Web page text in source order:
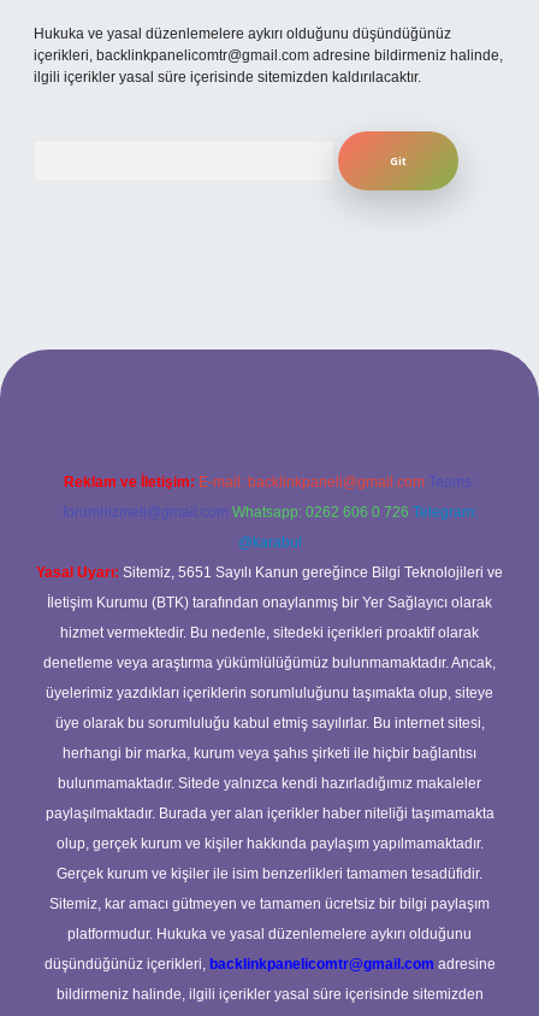
Hukuka ve yasal düzenlemelere aykırı olduğunu düşündüğünüz
içerikleri, backlinkpanelicomtr@gmail.com adresine bildirmeniz halinde,
ilgili içerikler yasal süre içerisinde sitemizden kaldırılacaktır.
giriş
Reklam ve İletişim: E-mail: backlinkpaneli@gmail.com Teams:
forumhizmeti@gmail.com Whatsapp: 0262 606 0 726 Telegram:
@karabul
Yasal Uyarı: Sitemiz, 5651 Sayılı Kanun gereğince Bilgi Teknolojileri ve
İletişim Kurumu (BTK) tarafından onaylanmış bir Yer Sağlayıcı olarak
hizmet vermektedir. Bu nedenle, sitedeki içerikleri proaktif olarak
denetleme veya araştırma yükümlülüğümüz bulunmamaktadır. Ancak,
üyelerimiz yazdıkları içeriklerin sorumluluğunu taşımakta olup, siteye
üye olarak bu sorumluluğu kabul etmiş sayılırlar. Bu internet sitesi,
herhangi bir marka, kurum veya şahıs şirketi ile hiçbir bağlantısı
bulunmamaktadır. Sitede yalnızca kendi hazırladığımız makaleler
paylaşılmaktadır. Burada yer alan içerikler haber niteliği taşımamakta
olup, gerçek kurum ve kişiler hakkında paylaşım yapılmamaktadır.
Gerçek kurum ve kişiler ile isim benzerlikleri tamamen tesadüfidir.
Sitemiz, kar amacı gütmeyen ve tamamen ücretsiz bir bilgi paylaşım
platformudur. Hukuka ve yasal düzenlemelere aykırı olduğunu
düşündüğünüz içerikleri, backlinkpanelicomtr@gmail.com adresine
bildirmeniz halinde, ilgili içerikler yasal süre içerisinde sitemizden